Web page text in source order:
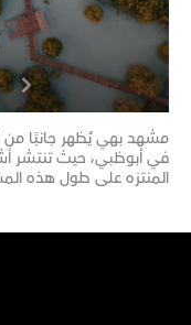
مشهد بهي يُظهر جانبًا من
في أبوظبي، حيث تنتشر
المنتزه على طول هذه